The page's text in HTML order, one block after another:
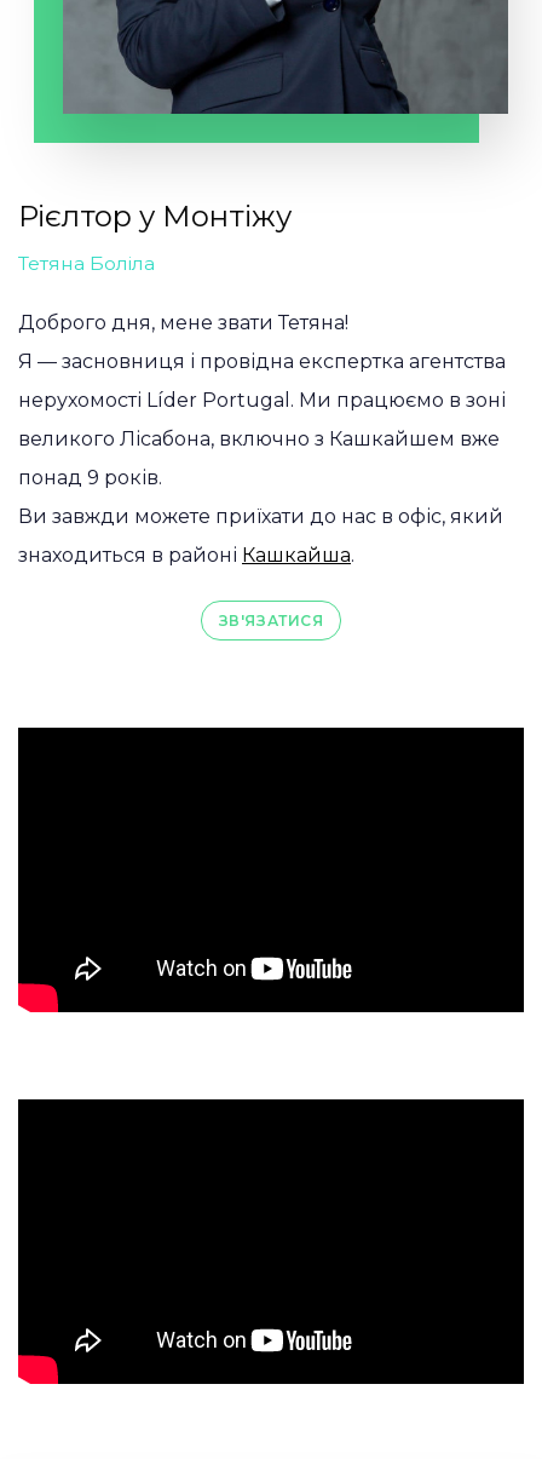
Рієлтор у Монтіжу
Тетяна Боліла
Доброго дня, мене звати Тетяна!
Я — засновниця і провідна експертка агентства
нерухомості Líder Portugal. Ми працюємо в зоні
великого Лісабона, включно з Кашкайшем вже
понад 9 років.
Ви завжди можете приїхати до нас в офіс, який
знаходиться в районі Кашкайша.
ЗВ'ЯЗАТИСЯ